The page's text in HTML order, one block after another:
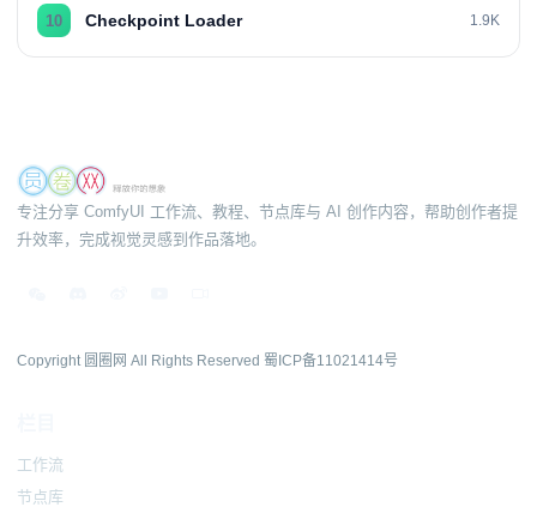
10 Checkpoint Loader 1.9K
专注分享 ComfyUI 工作流、教程、节点库与 AI 创作内容，帮助创作者提
升效率，完成视觉灵感到作品落地。
Copyright 圆圈网 All Rights Reserved 蜀ICP备11021414号
工作流
节点库